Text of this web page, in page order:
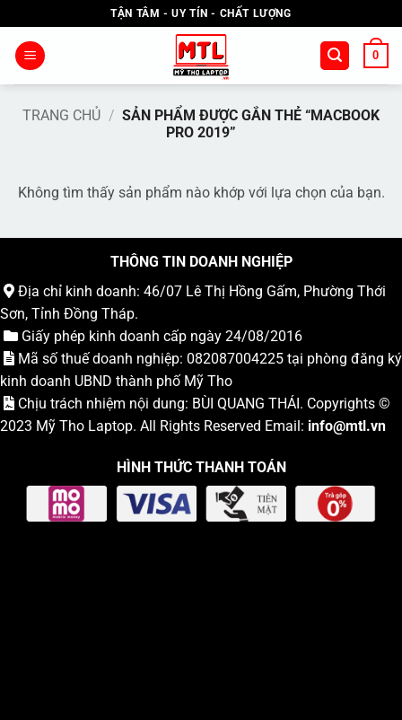
qua
nội
TẬN TÂM - UY TÍN - CHẤT LƯỢNG
0
TRANG CHỦ / SẢN PHẨM ĐƯỢC GẮN THẺ “MACBOOK
PRO 2019”
Không tìm thấy sản phẩm nào khớp với lựa chọn của bạn.
THÔNG TIN DOANH NGHIỆP
Địa chỉ kinh doanh: 46/07 Lê Thị Hồng Gấm, Phường Thới
Sơn, Tỉnh Đồng Tháp.
Giấy phép kinh doanh cấp ngày 24/08/2016
Mã số thuế doanh nghiệp: 082087004225 tại phòng đăng ký
kinh doanh UBND thành phố Mỹ Tho
Chịu trách nhiệm nội dung: BÙI QUANG THÁI. Copyrights ©
2023 Mỹ Tho Laptop. All Rights Reserved Email: info@mtl.vn
HÌNH THỨC THANH TOÁN